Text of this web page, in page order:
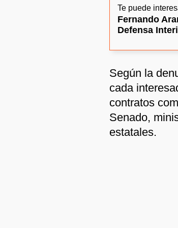
Te puede
Fernando
Defensa
Según la
cada
contratos
Senado,
estatales.